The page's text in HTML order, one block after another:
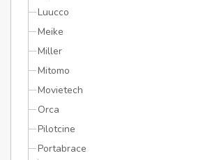
Luucco
Meike
Miller
Mitomo
Movietech
Orca
Pilotcine
Portabrace